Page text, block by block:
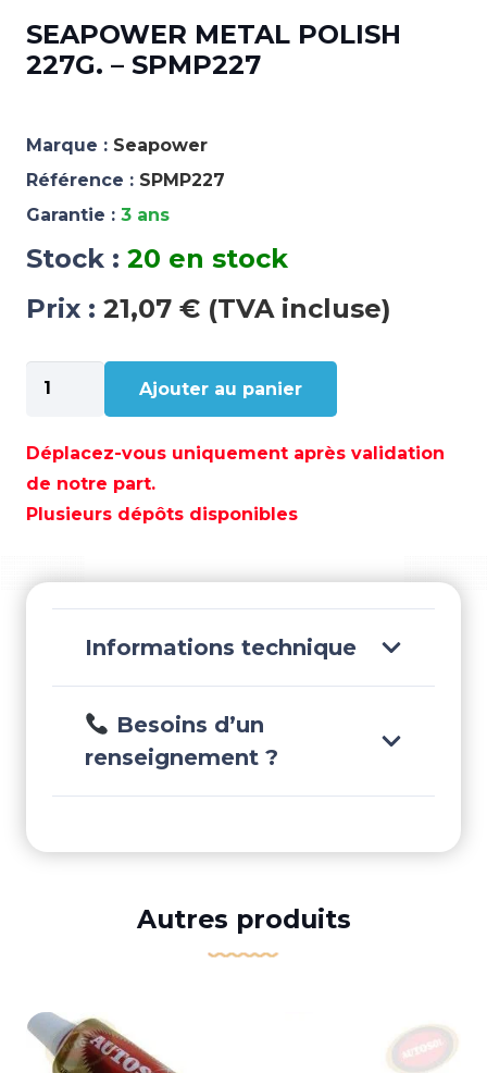
SEAPOWER METAL POLISH
227G. – SPMP227
Marque : Seapower
Référence : SPMP227
Garantie : 3 ans
Stock : 20 en stock
Prix : 21,07 € (TVA incluse)
quantité
de
METAL
POLISH
227G.
Ajouter au panier
Déplacez-vous uniquement après validation
de notre part.
Plusieurs dépôts disponibles
Informations technique
Besoins d’un
renseignement ?
Autres produits